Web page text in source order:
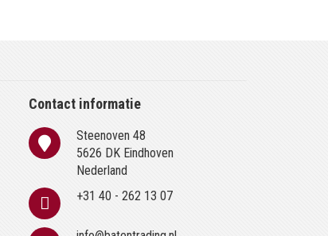
Contact informatie
Steenoven 48
5626 DK Eindhoven
Nederland
+31 40 - 262 13 07